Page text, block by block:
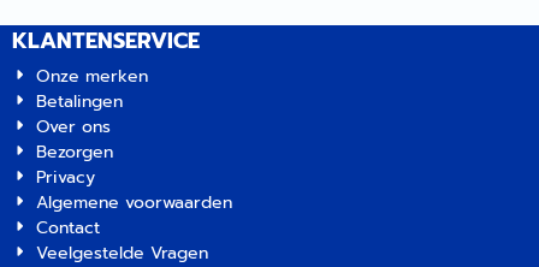
KLANTENSERVICE
Onze merken
Betalingen
Over ons
Bezorgen
Privacy
Algemene voorwaarden
Contact
Veelgestelde Vragen